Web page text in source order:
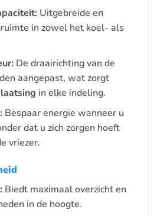
Uitgebreide en
in zowel het koel- als
De draairichting van de
aangepast, wat zorgt
in elke indeling.
Bespaar energie wanneer u
dat u zich zorgen hoeft
vriezer.
Biedt maximaal overzicht en
in de hoogte.